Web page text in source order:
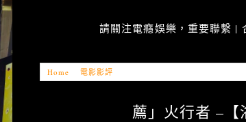
請關注電癮娛樂，重要聯繫 |
Home 電影影評
薦」火行者 –【